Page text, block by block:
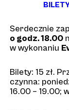
BILETY
Serdecznie
o godz. 18.00
w wykonaniu
Bilety: 15 zł.
czynna:
16.00 – 19.00;